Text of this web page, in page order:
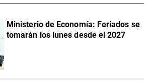
Ministerio de Economía: Feriados se
tomarán los lunes desde el 2027